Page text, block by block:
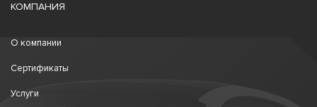
КОМПАНИЯ
О компании
Сертификаты
Услуги